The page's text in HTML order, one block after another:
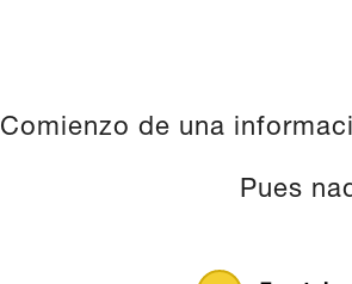
Comienzo de una
Pues